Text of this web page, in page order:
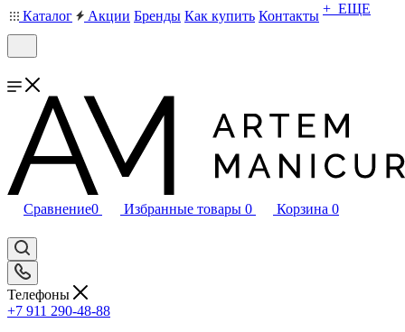
Каталог Акции Бренды Как купить Контакты + ЕЩЕ
Сравнение0 Избранные товары 0 Корзина 0
Телефоны
+7 911 290-48-88